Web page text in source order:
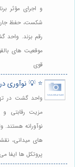
و اجرای مؤثر
شکست، حفظ جان
رقم بزند. واحد
موقعیت های
قوی
⭐️ 💡 نوآوری
واحد گشت در
مزیت رقابتی و
نوآورانه
های میدانی،
پروتکل ها ایفا